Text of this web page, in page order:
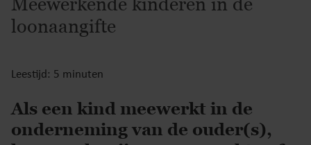
loonaangifte
Leestijd: 5 minuten
Als een kind meewerkt in de
onderneming van de ouder(s),